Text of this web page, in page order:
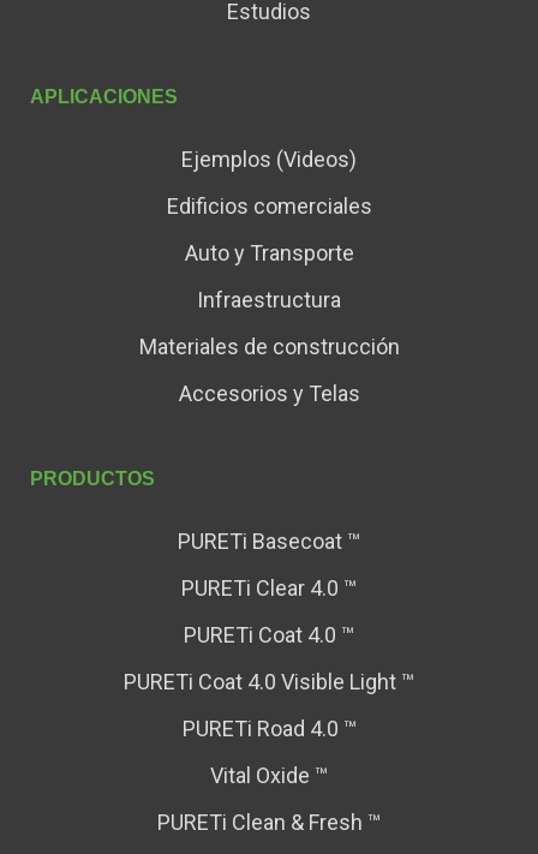
Estudios
APLICACIONES
Ejemplos (Videos)
Edificios comerciales
Auto y Transporte
Infraestructura
Materiales de construcción
Accesorios y Telas
PRODUCTOS
PURETi Basecoat ™
PURETi Clear 4.0 ™
PURETi Coat 4.0 ™
PURETi Coat 4.0 Visible Light ™
PURETi Road 4.0 ™
Vital Oxide ™
PURETi Clean & Fresh ™